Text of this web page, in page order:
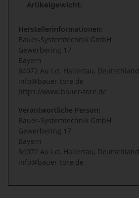
Artikelgewicht:
Herstellerinformationen:
Bauer-Systemtechnik GmbH
Gewerbering 17
Bayern
84072 Au i.d. Hallertau, Deutschland
info@bauer-tore.de
https://www.bauer-tore.de
Verantwortliche Person:
Bauer-Systemtechnik GmbH
Gewerbering 17
Bayern
84072 Au i.d. Hallertau, Deutschland
info@bauer-tore.de